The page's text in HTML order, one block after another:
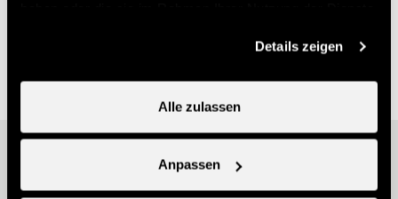
Details zeigen
Alle zulassen
Anpassen